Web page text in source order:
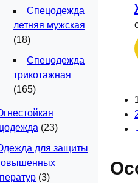
Спецодежда
летняя мужская
(18)
Спецодежда
трикотажная
(165)
(23)
для защиты
(3)